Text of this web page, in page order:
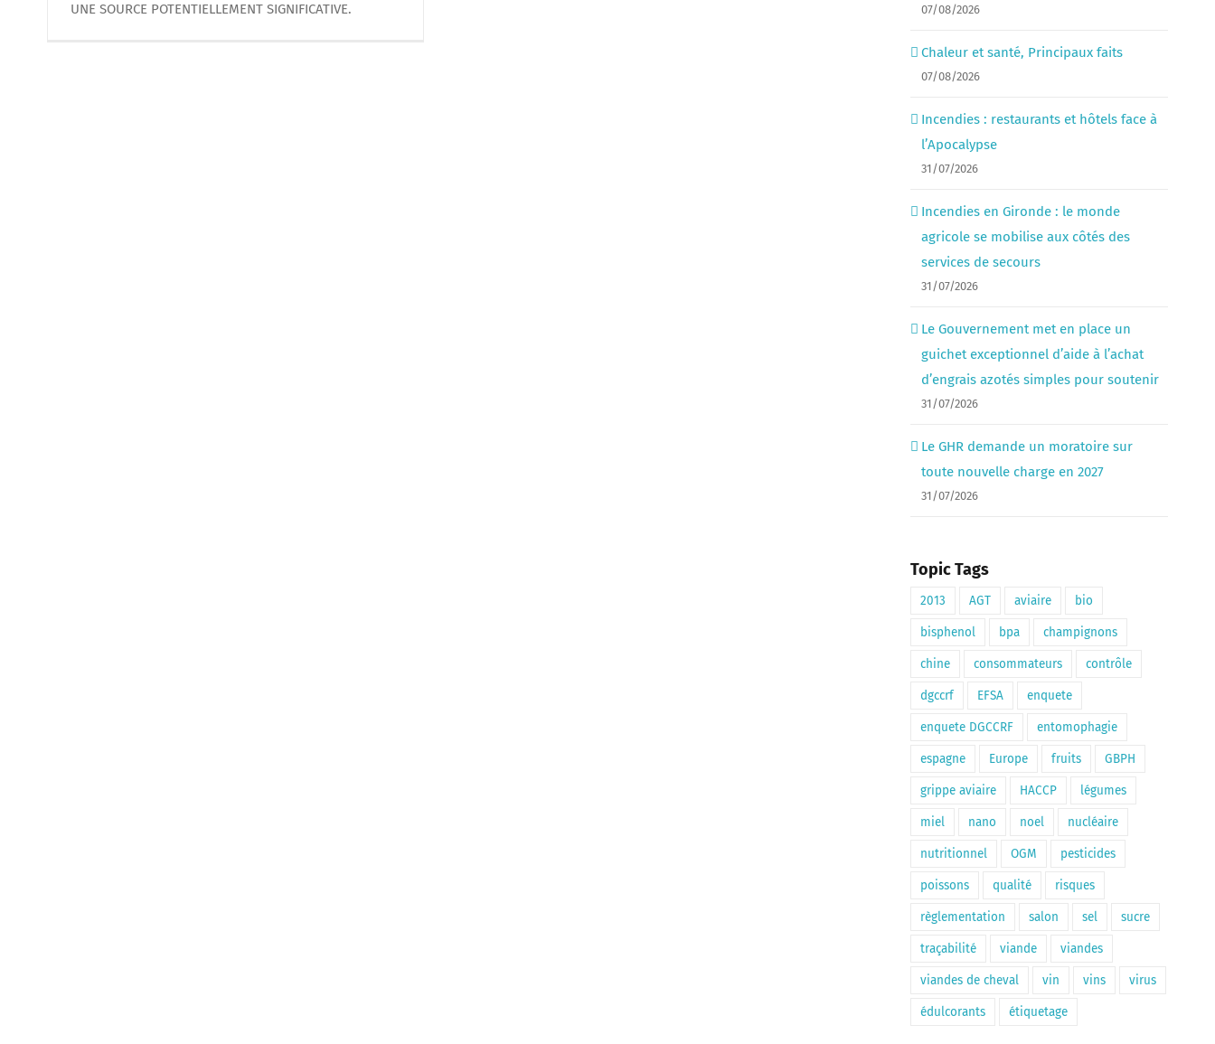
UNE SOURCE POTENTIELLEMENT SIGNIFICATIVE.
07/08/2026
Chaleur et santé, Principaux faits
07/08/2026
Incendies : restaurants et hôtels face à
l’Apocalypse
31/07/2026
Incendies en Gironde : le monde
agricole se mobilise aux côtés des
services de secours
31/07/2026
Le Gouvernement met en place un
guichet exceptionnel d’aide à l’achat
d’engrais azotés simples pour soutenir
31/07/2026
Le GHR demande un moratoire sur
toute nouvelle charge en 2027
31/07/2026
Topic Tags
2013 AGT aviaire bio
bisphenol bpa champignons
chine consommateurs contrôle
dgccrf EFSA enquete
enquete DGCCRF entomophagie
espagne Europe fruits GBPH
grippe aviaire HACCP légumes
miel nano noel nucléaire
nutritionnel OGM pesticides
poissons qualité risques
règlementation salon sel sucre
traçabilité viande viandes
viandes de cheval vin vins virus
édulcorants étiquetage